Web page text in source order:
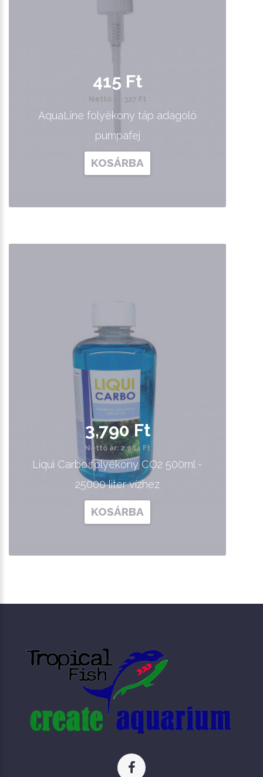
415 Ft
Nettó ár: 327 Ft
AquaLine folyékony táp adagoló
pumpafej
KOSÁRBA
3,790 Ft
Nettó ár: 2,984 Ft
Liqui Carbo folyékony CO2 500ml -
25000 liter vízhez
KOSÁRBA